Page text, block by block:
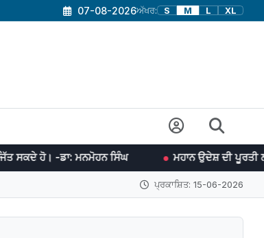
07-08-2026ਅੱਖਰ: S M L XL
ਸਿੰਘ ਮਹਾਨ ਉਦੇਸ਼ ਦੀ ਪੂਰਤੀ ਲਈ ਯਤਨਸ਼ੀਲ ਰਹਿਣ
ਪ੍ਰਕਾਸ਼ਿਤ: 15-06-2026